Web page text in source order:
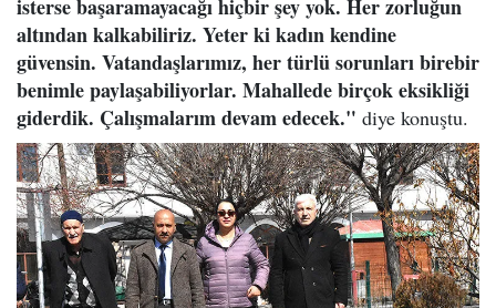
isterse başaramayacağı hiçbir şey yok. Her zorluğun
altından kalkabiliriz. Yeter ki kadın kendine
güvensin. Vatandaşlarımız, her türlü sorunları birebir
benimle paylaşabiliyorlar. Mahallede birçok eksikliği
giderdik. Çalışmalarım devam edecek." diye konuştu.